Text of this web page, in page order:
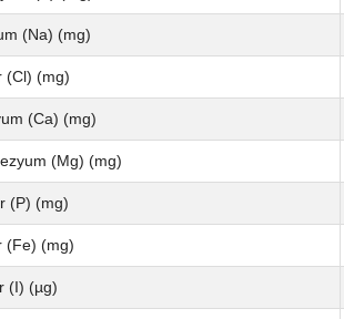
(Na) (mg)
(Cl) (mg)
(Ca) (mg)
(Mg) (mg)
(P) (mg)
(Fe) (mg)
(I) (µg)